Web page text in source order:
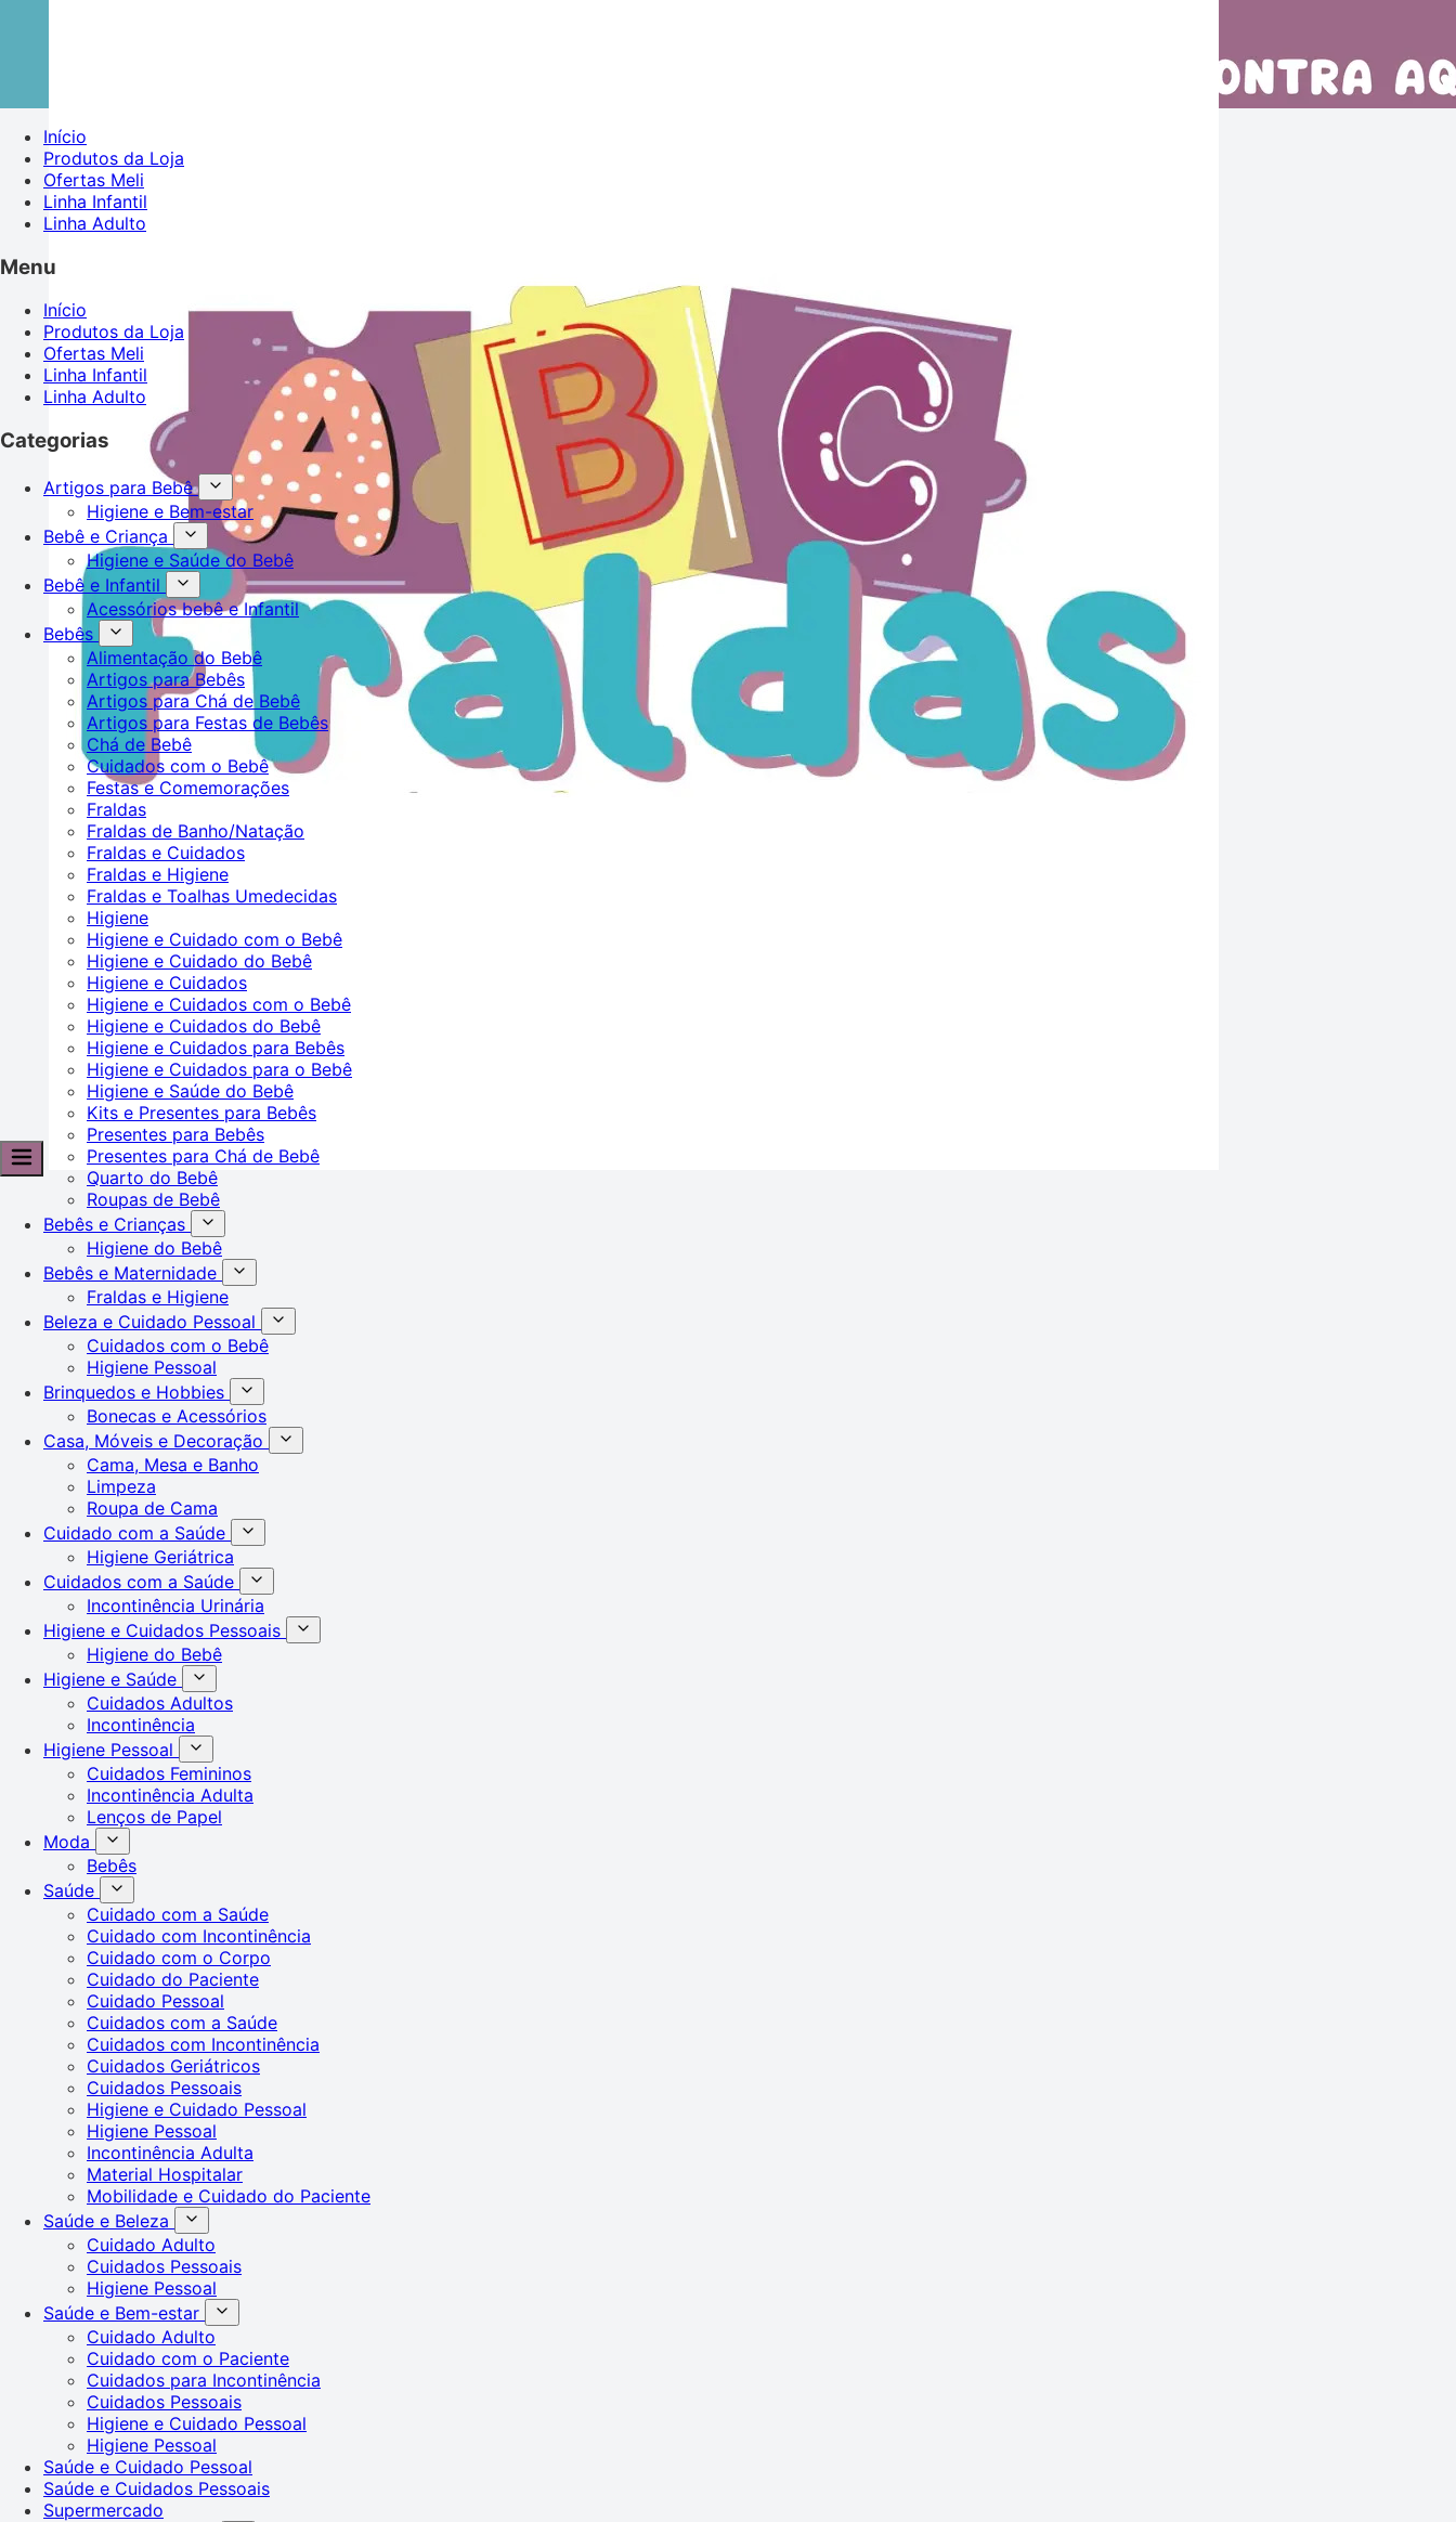
Início
Produtos da Loja
Ofertas Meli
Linha Infantil
Linha Adulto
Menu
Início
Produtos da Loja
Ofertas Meli
Linha Infantil
Linha Adulto
Categorias
Artigos para Bebê
Higiene e Bem-estar
Bebê e Criança
Higiene e Saúde do Bebê
Bebê e Infantil
Acessórios bebê e Infantil
Bebês
Alimentação do Bebê
Artigos para Bebês
Artigos para Chá de Bebê
Artigos para Festas de Bebês
Chá de Bebê
Cuidados com o Bebê
Festas e Comemorações
Fraldas
Fraldas de Banho/Natação
Fraldas e Cuidados
Fraldas e Higiene
Fraldas e Toalhas Umedecidas
Higiene
Higiene e Cuidado com o Bebê
Higiene e Cuidado do Bebê
Higiene e Cuidados
Higiene e Cuidados com o Bebê
Higiene e Cuidados do Bebê
Higiene e Cuidados para Bebês
Higiene e Cuidados para o Bebê
Higiene e Saúde do Bebê
Kits e Presentes para Bebês
Presentes para Bebês
Presentes para Chá de Bebê
Quarto do Bebê
Roupas de Bebê
Bebês e Crianças
Higiene do Bebê
Bebês e Maternidade
Fraldas e Higiene
Beleza e Cuidado Pessoal
Cuidados com o Bebê
Higiene Pessoal
Brinquedos e Hobbies
Bonecas e Acessórios
Casa, Móveis e Decoração
Cama, Mesa e Banho
Limpeza
Roupa de Cama
Cuidado com a Saúde
Higiene Geriátrica
Cuidados com a Saúde
Incontinência Urinária
Higiene e Cuidados Pessoais
Higiene do Bebê
Higiene e Saúde
Cuidados Adultos
Incontinência
Higiene Pessoal
Cuidados Femininos
Incontinência Adulta
Lenços de Papel
Moda
Bebês
Saúde
Cuidado com a Saúde
Cuidado com Incontinência
Cuidado com o Corpo
Cuidado do Paciente
Cuidado Pessoal
Cuidados com a Saúde
Cuidados com Incontinência
Cuidados Geriátricos
Cuidados Pessoais
Higiene e Cuidado Pessoal
Higiene Pessoal
Incontinência Adulta
Material Hospitalar
Mobilidade e Cuidado do Paciente
Saúde e Beleza
Cuidado Adulto
Cuidados Pessoais
Higiene Pessoal
Saúde e Bem-estar
Cuidado Adulto
Cuidado com o Paciente
Cuidados para Incontinência
Cuidados Pessoais
Higiene e Cuidado Pessoal
Higiene Pessoal
Saúde e Cuidado Pessoal
Saúde e Cuidados Pessoais
Supermercado